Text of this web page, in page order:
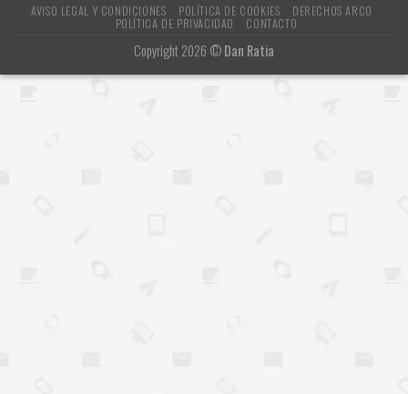
AVISO LEGAL Y CONDICIONES POLÍTICA DE COOKIES DERECHOS ARCO
POLÍTICA DE PRIVACIDAD CONTACTO
Copyright 2026 ©Dan Ratia